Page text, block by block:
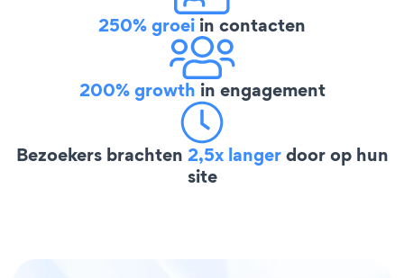
250% groei in contacten
200% growth in engagement
Bezoekers brachten 2,5x langerdoor op hun
site